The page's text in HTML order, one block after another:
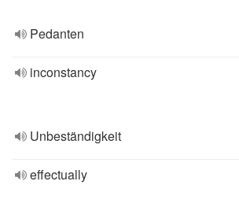
Pedanten
inconstancy
Unbeständigkeit
effectually